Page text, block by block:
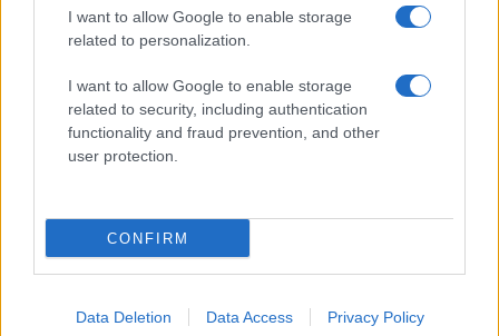
I want to allow Google to enable storage
related to personalization.
I want to allow Google to enable storage
related to security, including authentication
functionality and fraud prevention, and other
user protection.
CONFIRM
Data Deletion Data Access Privacy Policy
Vuoi rimanere sempre aggiornato?
Iscriviti alla newsletter di Gallura Oggi e ricevi le nostre
email periodiche contenenti le ultime notizie pubblicate
sul sito web!
*
Utilizziamo Mailchimp come piattaforma di